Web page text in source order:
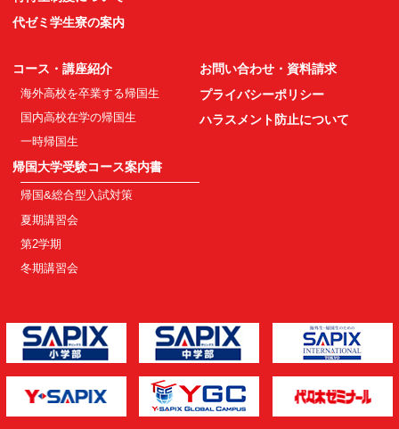
代ゼミ学生寮の案内
コース・講座紹介
海外高校を卒業する帰国生
国内高校在学の帰国生
一時帰国生
帰国大学受験コース案内書
帰国&総合型入試対策
夏期講習会
第2学期
冬期講習会
お問い合わせ・資料請求
プライバシーポリシー
ハラスメント防止について